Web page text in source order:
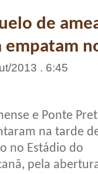
de
empatam
2013 . 6:45
e Ponte
na tarde
no Estádio do
pela